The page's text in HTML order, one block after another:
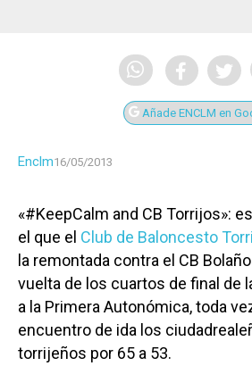
Añade ENCLM en
Enclm16/05/2013
«#KeepCalm and CB Torrijos»:
el que el Club de Baloncesto
la remontada contra el CB
vuelta de los cuartos de final de
a la Primera Autonómica, toda
encuentro de ida los
torrijeños por 65 a 53.